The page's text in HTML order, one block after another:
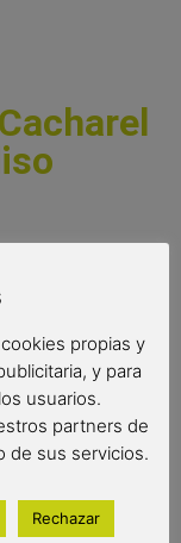
liso de
de gran
y tejido
de la
cookies propias y
y para
usuarios.
partners de
de sus servicios.
Rechazar